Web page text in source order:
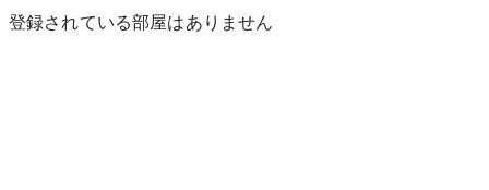
登録されている部屋はありません